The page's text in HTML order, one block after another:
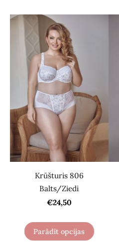
Krūšturis 806
Balts/Ziedi
€24,50
Parādīt opcijas